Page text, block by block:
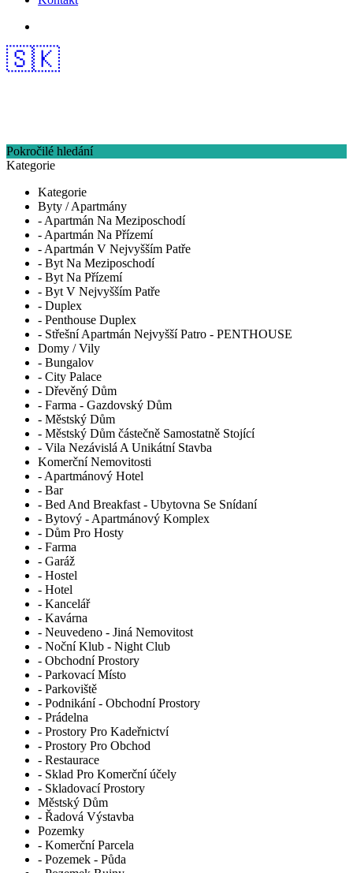
🇸🇰
Pokročilé hledání
Kategorie
Kategorie
Byty / Apartmány
- Apartmán Na Meziposchodí
- Apartmán Na Přízemí
- Apartmán V Nejvyšším Patře
- Byt Na Meziposchodí
- Byt Na Přízemí
- Byt V Nejvyšším Patře
- Duplex
- Penthouse Duplex
- Střešní Apartmán Nejvyšší Patro - PENTHOUSE
Domy / Vily
- Bungalov
- City Palace
- Dřevěný Dům
- Farma - Gazdovský Dům
- Městský Dům
- Městský Dům částečně Samostatně Stojící
- Vila Nezávislá A Unikátní Stavba
Komerční Nemovitosti
- Apartmánový Hotel
- Bar
- Bed And Breakfast - Ubytovna Se Snídaní
- Bytový - Apartmánový Komplex
- Dům Pro Hosty
- Farma
- Garáž
- Hostel
- Hotel
- Kancelář
- Kavárna
- Neuvedeno - Jiná Nemovitost
- Noční Klub - Night Club
- Obchodní Prostory
- Parkovací Místo
- Parkoviště
- Podnikání - Obchodní Prostory
- Prádelna
- Prostory Pro Kadeřnictví
- Prostory Pro Obchod
- Restaurace
- Sklad Pro Komerční účely
- Skladovací Prostory
Městský Dům
- Řadová Výstavba
Pozemky
- Komerční Parcela
- Pozemek - Půda